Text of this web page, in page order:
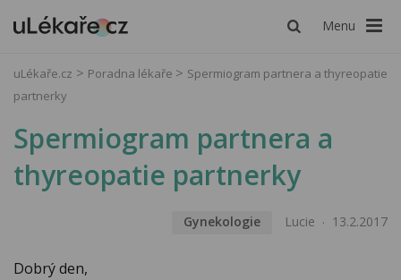
Menu
uLékaře.cz Poradna lékaře
Spermiogram partnera a thyreopatie
partnerky
Spermiogram partnera a
thyreopatie partnerky
Gynekologie Lucie 13.2.2017
Dobrý den,